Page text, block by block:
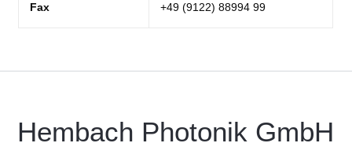
Fax +49 (9122) 88994 99
Hembach Photonik GmbH